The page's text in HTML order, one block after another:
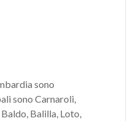
sono
sono Carnaroli,
Balilla, Loto,